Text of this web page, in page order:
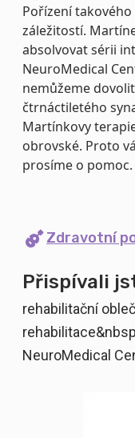
Zdravotní
Přispívali
rehabilitační
NeuroMedical
Pořízení
záležitostí.
absolvovat sérii
NeuroMedical
nemůžeme
čtrnáctiletého
Martínkovy
obrovské. Proto
prosíme o pomoc.